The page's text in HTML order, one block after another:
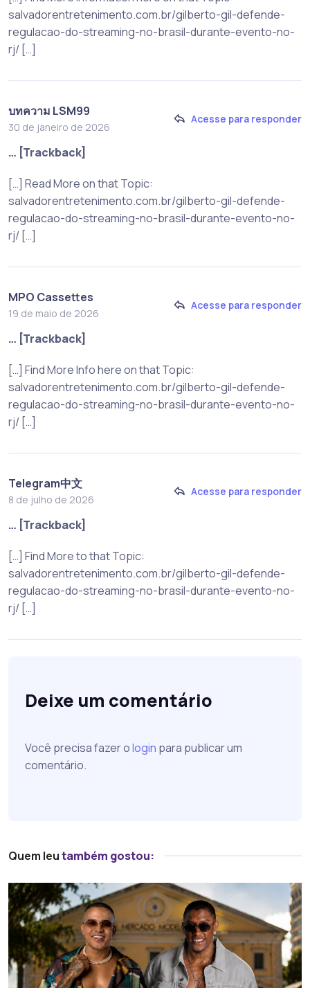
salvadorentretenimento.com.br/gilberto-gil-defende-
regulacao-do-streaming-no-brasil-durante-evento-no-
rj/ […]
บทความ LSM99
30 de janeiro de 2026
Acesse para responder
… [Trackback]
[…] Read More on that Topic:
salvadorentretenimento.com.br/gilberto-gil-defende-
regulacao-do-streaming-no-brasil-durante-evento-no-
rj/ […]
MPO Cassettes
19 de maio de 2026
Acesse para responder
… [Trackback]
[…] Find More Info here on that Topic:
salvadorentretenimento.com.br/gilberto-gil-defende-
regulacao-do-streaming-no-brasil-durante-evento-no-
rj/ […]
Telegram中文
8 de julho de 2026
Acesse para responder
… [Trackback]
[…] Find More to that Topic:
salvadorentretenimento.com.br/gilberto-gil-defende-
regulacao-do-streaming-no-brasil-durante-evento-no-
rj/ […]
Deixe um comentário
Você precisa fazer ologin para publicar um
comentário.
Quem leutambém gostou: